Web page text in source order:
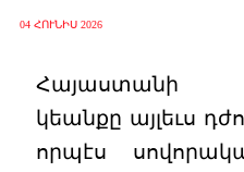
04 ՀՈՒՆԻՍ 2026
Հայաստանի
կեանքը այլեւս
որպէս